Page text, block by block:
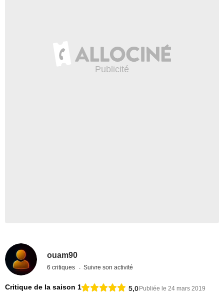
ouam90
6 critiques Suivre son activité
Critique de la saison 1 5,0 Publiée le 24 mars 2019